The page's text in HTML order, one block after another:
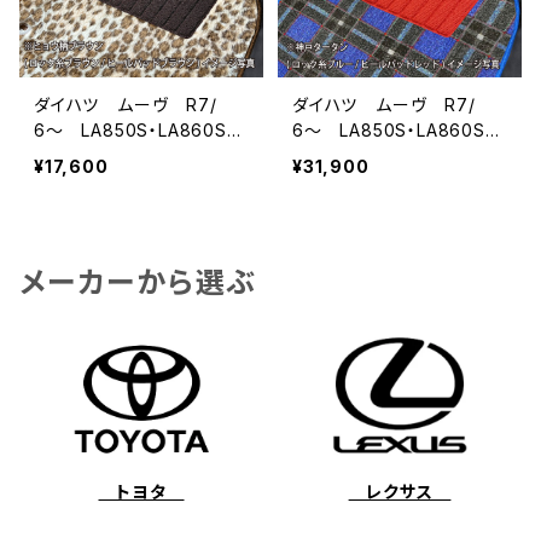
ダイハツ ムーヴ R7/
6〜 LA850S・LA860S
フロアマット一式 カーマッ
ト スペシャルタイプ MO
¥17,600
ダイハツ ムーヴ R7/
6〜 LA850S・LA860S
フロアマット一式 カーマッ
ト 神戸タータン 特別受
¥31,900
メーカーから選ぶ
トヨタ レクサス